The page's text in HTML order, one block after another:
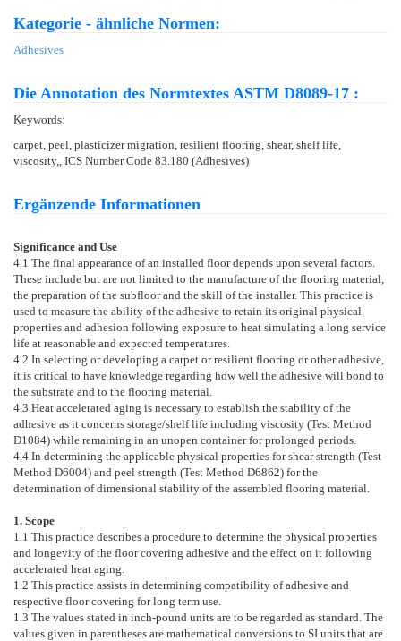
Kategorie - ähnliche Normen:
Adhesives
Die Annotation des Normtextes ASTM D8089-17 :
Keywords:
carpet, peel, plasticizer migration, resilient flooring, shear, shelf life,
viscosity,, ICS Number Code 83.180 (Adhesives)
Ergänzende Informationen
Significance and Use
4.1 The final appearance of an installed floor depends upon several factors.
These include but are not limited to the manufacture of the flooring material,
the preparation of the subfloor and the skill of the installer. This practice is
used to measure the ability of the adhesive to retain its original physical
properties and adhesion following exposure to heat simulating a long service
life at reasonable and expected temperatures.
4.2 In selecting or developing a carpet or resilient flooring or other adhesive,
it is critical to have knowledge regarding how well the adhesive will bond to
the substrate and to the flooring material.
4.3 Heat accelerated aging is necessary to establish the stability of the
adhesive as it concerns storage/shelf life including viscosity (Test Method
D1084) while remaining in an unopen container for prolonged periods.
4.4 In determining the applicable physical properties for shear strength (Test
Method D6004) and peel strength (Test Method D6862) for the
determination of dimensional stability of the assembled flooring material.
1. Scope
1.1 This practice describes a procedure to determine the physical properties
and longevity of the floor covering adhesive and the effect on it following
accelerated heat aging.
1.2 This practice assists in determining compatibility of adhesive and
respective floor covering for long term use.
1.3 The values stated in inch-pound units are to be regarded as standard. The
values given in parentheses are mathematical conversions to SI units that are